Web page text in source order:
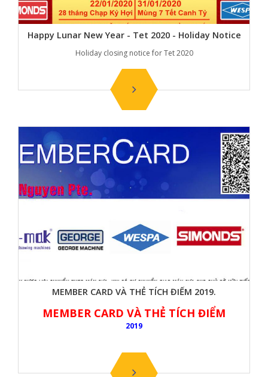
Happy Lunar New Year - Tet 2020 - Holiday Notice
Holiday closing notice for Tet 2020
MEMBER CARD VÀ THẺ TÍCH ĐIỂM 2019.
MEMBER CARD VÀ THẺ TÍCH ĐIỂM
2019